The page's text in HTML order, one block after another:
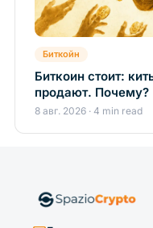
Биткойн
Биткоин стоит:
продают. Почему?
8 авг. 2026 · 4 min read